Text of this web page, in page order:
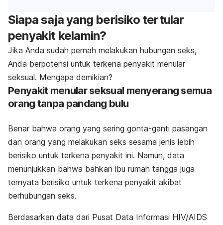
Siapa saja yang berisiko tertular
penyakit kelamin?
Jika Anda sudah pernah melakukan hubungan seks,
Anda berpotensi untuk terkena penyakit menular
seksual. Mengapa demikian?
Penyakit menular seksual menyerang semua
orang tanpa pandang bulu
Benar bahwa orang yang sering gonta-ganti pasangan
dan orang yang melakukan seks sesama jenis lebih
berisiko untuk terkena penyakit ini. Namun, data
menunjukkan bahwa bahkan ibu rumah tangga juga
ternyata berisiko untuk terkena penyakit akibat
berhubungan seks.
Berdasarkan data dari Pusat Data Informasi HIV/AIDS